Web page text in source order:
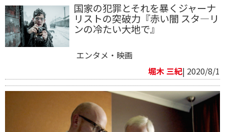
国家の犯罪とそれを暴くジャーナ
リストの突破力『赤い闇 スタ―リ
ンの冷たい大地で』
エンタメ・映画
堀木 三紀| 2020/8/1